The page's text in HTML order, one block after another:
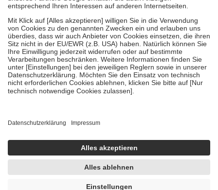
stärken und die besondere Stellung der Familie zu unterstützen,
fallenkeine Zuzahlungenan bei:
• Kindern und Jugendlichen bis zum vollendeten 18. Lebensjahr
mit Ausnahme der Fahrkosten
• Untersuchungen zur Vorsorge und Früherkennung, die von der
GKV getragen werden
• empfohlenen Schutzimpfungen
• Harn- und Blutteststreifen
getroffen, um sicherzustellen, dass es sich um echte Bewertungen
https://help.etrusted.com/hc/de/articles/4419944605341
Einige Bilder und Inhalte wurden unter Zuhilfenahme künstlicher